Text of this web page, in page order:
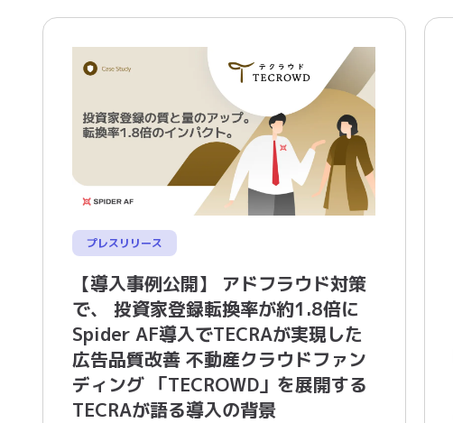
プレスリリース
【導入事例公開】 アドフラウド対策
で、 投資家登録転換率が約1.8倍に
Spider AF導入でTECRAが実現した
広告品質改善 不動産クラウドファン
ディング 「TECROWD」を展開する
TECRAが語る導入の背景